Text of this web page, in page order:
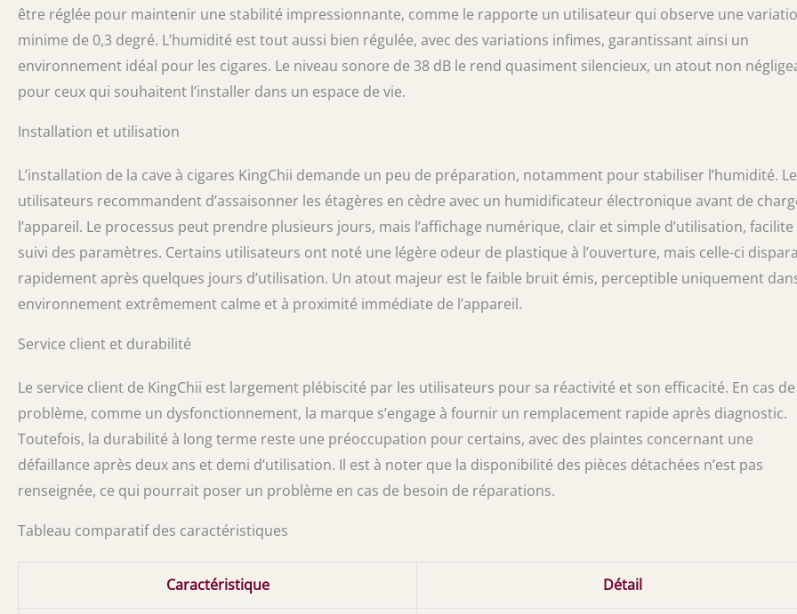
être réglée pour maintenir une stabilité impressionnante, comme le rapporte un utilisateur qui observe une
minime de 0,3 degré. L’humidité est tout aussi bien régulée, avec des variations infimes, garantissant ainsi un
environnement idéal pour les cigares. Le niveau sonore de 38 dB le rend quasiment silencieux, un atout non
pour ceux qui souhaitent l’installer dans un espace de vie.
Installation et utilisation
L’installation de la cave à cigares KingChii demande un peu de préparation, notamment pour stabiliser l’humidité.
utilisateurs recommandent d’assaisonner les étagères en cèdre avec un humidificateur électronique avant de
l’appareil. Le processus peut prendre plusieurs jours, mais l’affichage numérique, clair et simple d’utilisation, facilite
suivi des paramètres. Certains utilisateurs ont noté une légère odeur de plastique à l’ouverture, mais celle-ci
rapidement après quelques jours d’utilisation. Un atout majeur est le faible bruit émis, perceptible uniquement
environnement extrêmement calme et à proximité immédiate de l’appareil.
Service client et durabilité
Le service client de KingChii est largement plébiscité par les utilisateurs pour sa réactivité et son efficacité. En cas de
problème, comme un dysfonctionnement, la marque s’engage à fournir un remplacement rapide après diagnostic.
Toutefois, la durabilité à long terme reste une préoccupation pour certains, avec des plaintes concernant une
défaillance après deux ans et demi d’utilisation. Il est à noter que la disponibilité des pièces détachées n’est pas
renseignée, ce qui pourrait poser un problème en cas de besoin de réparations.
Tableau comparatif des caractéristiques
Caractéristique Détail